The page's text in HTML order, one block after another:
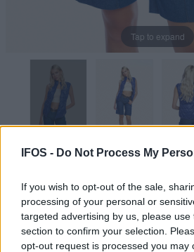
IFOS - Do Not Process My
If you wish to opt-out of the sale,
processing of your personal or
targeted advertising by us, please
section to confirm your selection.
opt-out request is processed you may
Tap to expand
Μπλε αμάνικο
σχέδιο καπιτονέ
γιακά-A2889